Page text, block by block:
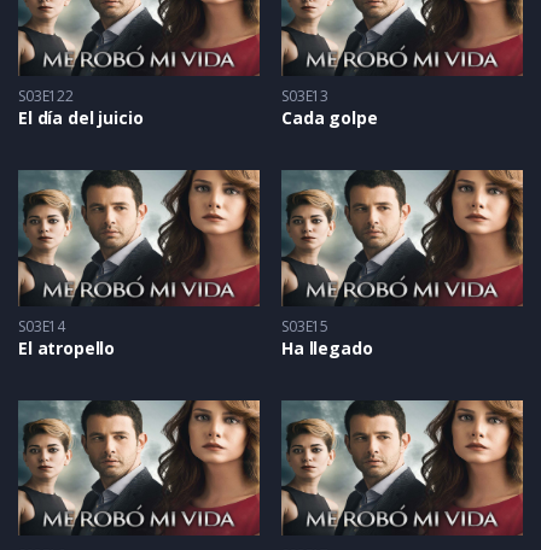
S03E122
El día del juicio
S03E13
Cada golpe
S03E14
El atropello
S03E15
Ha llegado